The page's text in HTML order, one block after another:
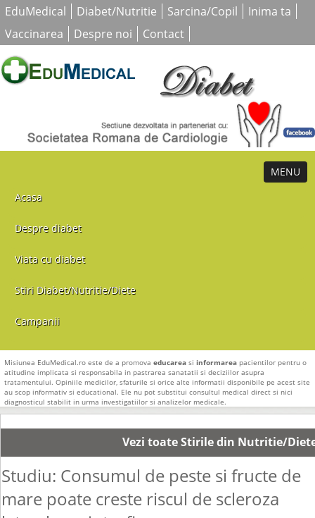
EduMedical Diabet/Nutritie Sarcina/Copil
Inima ta
Vaccinarea
Despre noi Contact
MENU
Acasa
Despre diabet
Viata cu diabet
Stiri Diabet/Nutritie/Diete
Campanii
Misiunea EduMedical.ro este de a promovaeducarea siinformarea pacientilor pentru o
atitudine implicata si responsabila in pastrarea sanatatii si deciziilor asupra
tratamentului. Opiniile medicilor, sfaturile si orice alte informatii disponibile pe acest site
au scop informativ si educational. Ele nu pot substitui consultul medical direct si nici
diagnosticul stabilit in urma investigatiilor si analizelor medicale.
Vezi toate Stirile din Nutritie/
Studiu: Consumul de peste si fructe de
mare poate creste riscul de scleroza